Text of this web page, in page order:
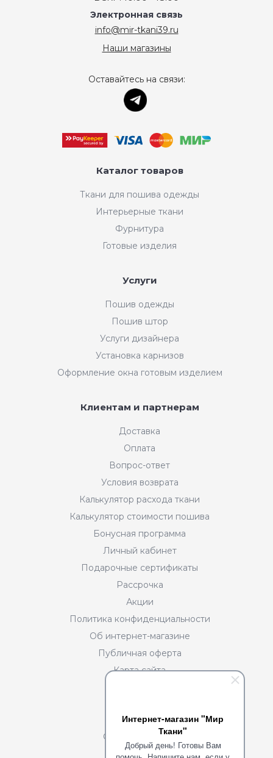
Интернет-магазин "Мир
Ткани"
Добрый день! Готовы Вам
Электронная связь
info@mir-tkani39.ru
Наши магазины
Оставайтесь на связи:
Каталог товаров
Ткани для пошива одежды
Интерьерные ткани
Фурнитура
Готовые изделия
Услуги
Пошив одежды
Пошив штор
Услуги дизайнера
Установка карнизов
Оформление окна готовым изделием
Клиентам и партнерам
Доставка
Оплата
Вопрос-ответ
Условия возврата
Калькулятор расхода ткани
Калькулятор стоимости пошива
Бонусная программа
Личный кабинет
Подарочные сертификаты
Рассрочка
Акции
Политика конфиденциальности
Об интернет-магазине
Публичная оферта
Карта сайта
О нас
Сотрудничество
Портфолио